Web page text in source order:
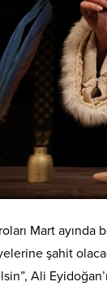
Mart ayında
şahit
Ali